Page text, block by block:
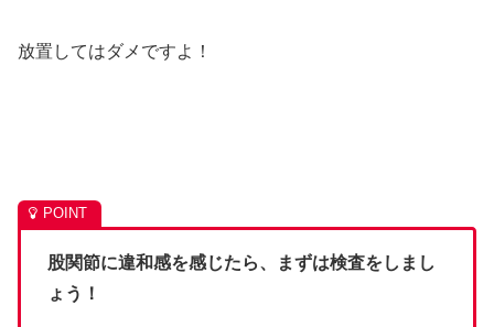
放置してはダメですよ！
股関節に違和感を感じたら、まずは検査をしまし
ょう！